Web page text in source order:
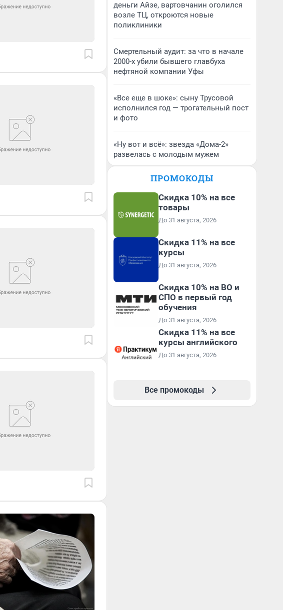
деньги Айзе, вартовчанин оголился
возле ТЦ, откроются новые
поликлиники
Смертельный аудит: за что в начале
2000-х убили бывшего главбуха
нефтяной компании Уфы
«Все еще в шоке»: сыну Трусовой
исполнился год — трогательный пост
и фото
«Ну вот и всё»: звезда «Дома-2»
развелась с молодым мужем
ПРОМОКОДЫ
Скидка 10% на все
товары
До 31 августа, 2026
Скидка 11% на все
курсы
До 31 августа, 2026
Скидка 10% на ВО и
СПО в первый год
обучения
До 31 августа, 2026
Скидка 11% на все
курсы английского
До 31 августа, 2026
Все промокоды